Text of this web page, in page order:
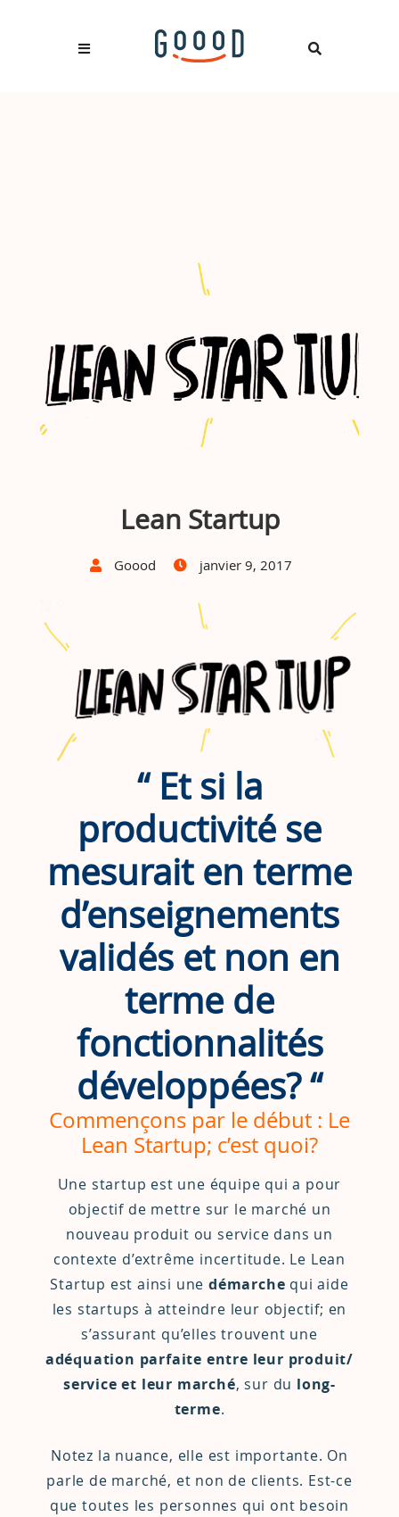
Lean Startup
Goood janvier 9, 2017
“ Et si la
productivité se
mesurait en terme
d’enseignements
validés et non en
terme de
fonctionnalités
développées? “
Commençons par le début : Le
Lean Startup; c’est quoi?
Une startup est une équipe qui a pour
objectif de mettre sur le marché un
nouveau produit ou service dans un
contexte d’extrême incertitude. Le Lean
Startup est ainsi une démarche qui aide
les startups à atteindre leur objectif; en
s’assurant qu’elles trouvent une
adéquation parfaite entre leur produit/
service et leur marché, sur du long-
terme.
Notez la nuance, elle est importante. On
parle de marché, et non de clients. Est-ce
que toutes les personnes qui ont besoin